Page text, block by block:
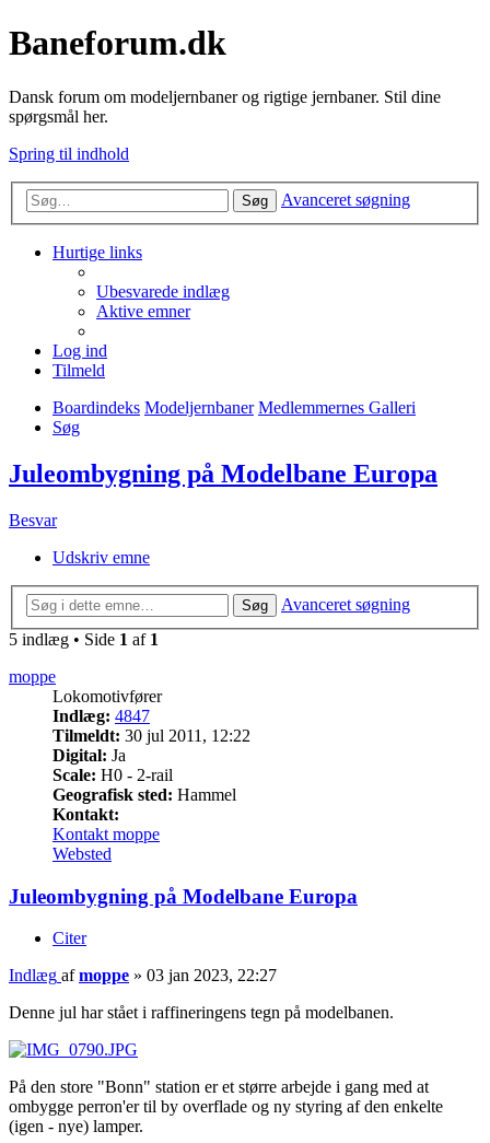
Baneforum.dk
Dansk forum om modeljernbaner og rigtige jernbaner. Stil dine
spørgsmål her.
Spring til indhold
Søg Avanceret søgning
Hurtige links
Ubesvarede indlæg
Aktive emner
Log ind
Tilmeld
Boardindeks Modeljernbaner Medlemmernes Galleri
Søg
Juleombygning på Modelbane Europa
Besvar
Udskriv emne
Søg
Avanceret søgning
5 indlæg • Side 1 af 1
moppe
Lokomotivfører
Indlæg: 4847
Tilmeldt: 30 jul 2011, 12:22
Digital: Ja
Scale: H0 - 2-rail
Geografisk sted: Hammel
Kontakt:
Kontakt moppe
Websted
Juleombygning på Modelbane Europa
Citer
Indlæg afmoppe » 03 jan 2023, 22:27
Denne jul har stået i raffineringens tegn på modelbanen.
På den store "Bonn" station er et større arbejde i gang med at
ombygge perron'er til by overflade og ny styring af den enkelte
(igen - nye) lamper.